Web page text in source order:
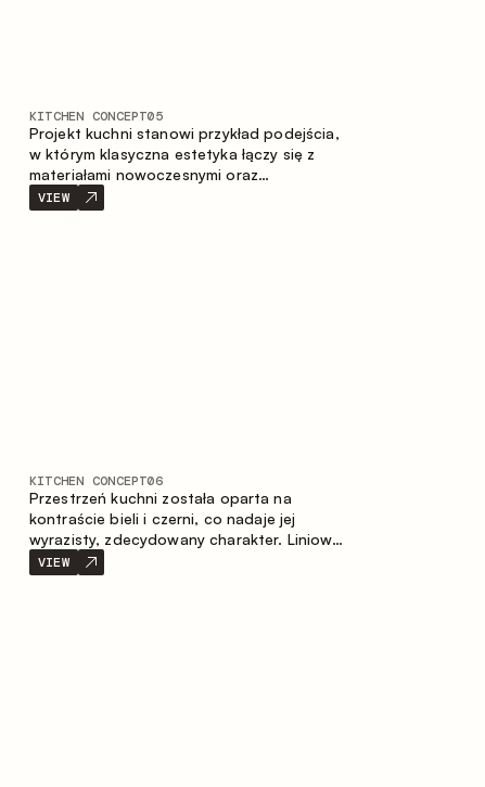
KITCHEN CONCEPT05
Projekt kuchni stanowi przykład podejścia,
w którym klasyczna estetyka łączy się z
materiałami nowoczesnymi oraz
przemyślaną ergonomią. Jasna paleta
kolorystyczna, wyraźna geometria i
VIEW
KITCHEN CONCEPT06
Przestrzeń kuchni została oparta na
kontraście bieli i czerni, co nadaje jej
wyrazisty, zdecydowany charakter. Liniowy
układ podkreśla minimalistyczny i
uporządkowany charakter wnętrza.
VIEW